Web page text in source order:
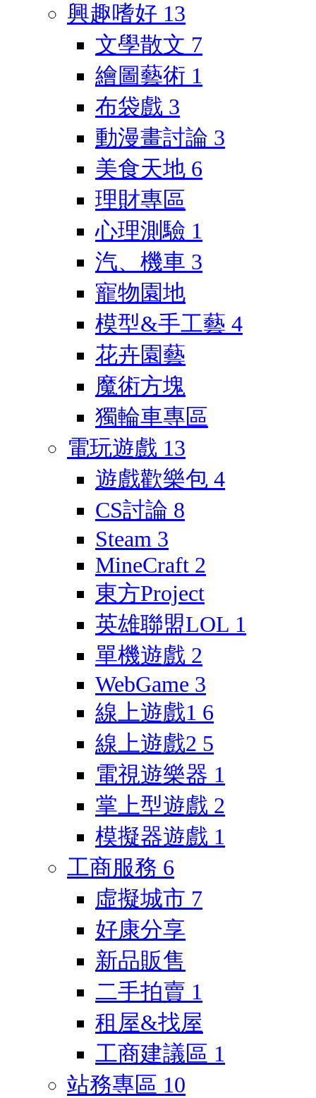
興趣嗜好 13
文學散文 7
繪圖藝術 1
布袋戲 3
動漫畫討論 3
美食天地 6
理財專區
心理測驗 1
汽、機車 3
寵物園地
模型&手工藝 4
花卉園藝
魔術方塊
獨輪車專區
電玩遊戲 13
遊戲歡樂包 4
CS討論 8
Steam 3
MineCraft 2
東方Project
英雄聯盟LOL 1
單機遊戲 2
WebGame 3
線上遊戲1 6
線上遊戲2 5
電視遊樂器 1
掌上型遊戲 2
模擬器遊戲 1
工商服務 6
虛擬城市 7
好康分享
新品販售
二手拍賣 1
租屋&找屋
工商建議區 1
站務專區 10